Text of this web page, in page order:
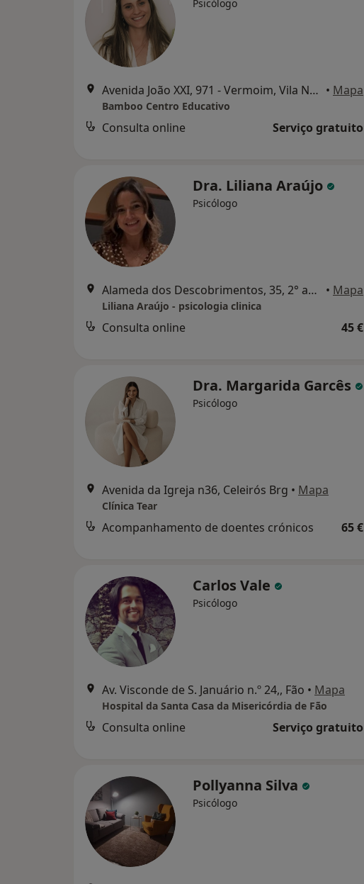
Psicólogo
Avenida João XXI, 971 - Vermoim, Vila Nova de Famalicão • Mapa
Bamboo Centro Educativo
Consulta online Serviço gratuito
Dra. Liliana Araújo
Psicólogo
Alameda dos Descobrimentos, 35, 2° andar, Vila Do Conde • Mapa
Liliana Araújo - psicologia clinica
Consulta online 45 €
Dra. Margarida Garcês
Psicólogo
Avenida da Igreja n36, Celeirós Brg • Mapa
Clínica Tear
Acompanhamento de doentes crónicos 65 €
Carlos Vale
Psicólogo
Av. Visconde de S. Januário n.º 24,, Fão • Mapa
Hospital da Santa Casa da Misericórdia de Fão
Consulta online Serviço gratuito
Pollyanna Silva
Psicólogo